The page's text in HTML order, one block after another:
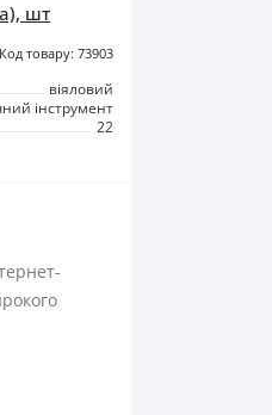
шт
Код товару: 73903
віяловий
інструмент
22